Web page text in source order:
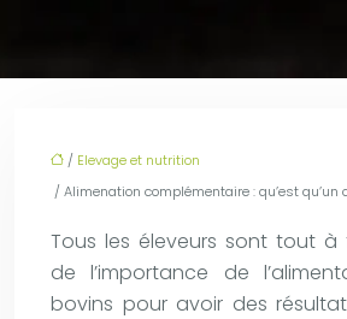
/ Elevage et nutrition
/ Alimenation complémentaire : qu’est qu’un
Tous les éleveurs sont tout à
de l’importance de
bovins pour avoir des